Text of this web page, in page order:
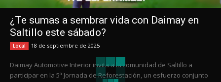
¿Te sumas a sembrar vida con Daimay en
Saltillo este sábado?
Local 18 de septiembre de 2025
Daimay Automotive Interior invita a la comunidad de Saltillo a
participar en la 5ª Jornada de Reforestación, un esfuerzo conjunto